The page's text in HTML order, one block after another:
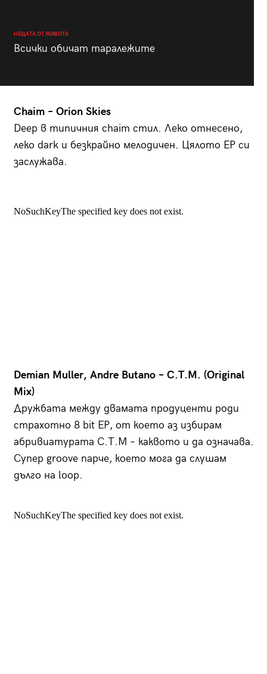
НЕЩАТА ОТ ЖИВОТА
Всички обичат таралежите
Chaim – Orion Skies
Deep в типичния сhaim стил. Леко отнесено,
леко dark и безкрайно мелодичен. Цялото EP си
заслужава.
Demian Muller, Andre Butano – C.T.M. (Original
Mix)
Дружбата между двамата продуценти роди
страхотно 8 bit EP, от което аз избирам
абривиатурата C.T.M – каквото и да означава.
Супер groove парче, което мога да слушам
дълго на loop.